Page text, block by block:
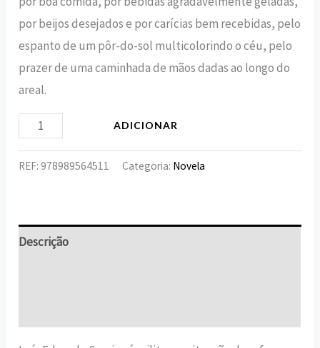
por beijos desejados e por carícias bem recebidas, pelo
espanto de um pôr-do-sol multicolorindo o céu, pelo
prazer de uma caminhada de mãos dadas ao longo do
areal.
ADICIONAR
REF:978989564511 Categoria: Novela
Descrição